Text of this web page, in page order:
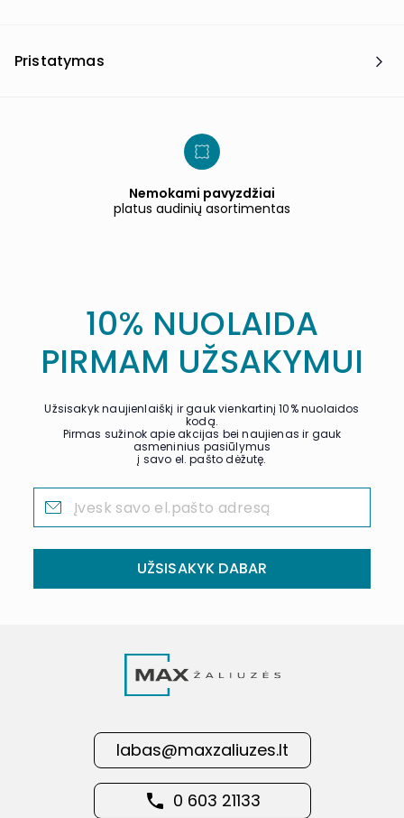
Pristatymas
Nemokami pavyzdžiai
platus audinių asortimentas
10% NUOLAIDA
PIRMAM UŽSAKYMUI
Užsisakyk naujienlaiškį ir gauk vienkartinį 10% nuolaidos
kodą.
Pirmas sužinok apie akcijas bei naujienas ir gauk
asmeninius pasiūlymus
į savo el. pašto dėžutę.
UŽSISAKYK DABAR
labas@maxzaliuzes.lt
0 603 21133